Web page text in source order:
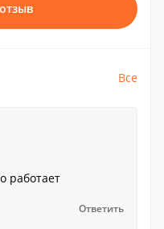
Все
работает
Ответить